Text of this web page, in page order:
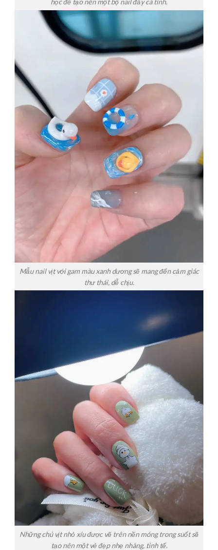
học để tạo nên một bộ nail đầy cá tính.
Mẫu nail vịt với gam màu xanh dương sẽ mang đến cảm giác
thư thái, dễ chịu.
Những chú vịt nhỏ xíu được vẽ trên nền móng trong suốt sẽ
tạo nên một vẻ đẹp nhẹ nhàng, tinh tế.